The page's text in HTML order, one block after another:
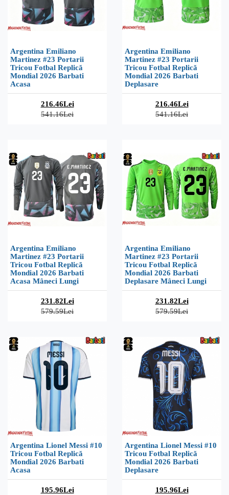
Argentina Emiliano
Martinez #23 Portarii
Tricou Fotbal Replică
Mondial 2026 Barbati
Acasa
216.46Lei
541.16Lei
Argentina Emiliano
Martinez #23 Portarii
Tricou Fotbal Replică
Mondial 2026 Barbati
Deplasare
216.46Lei
541.16Lei
Argentina Emiliano
Martinez #23 Portarii
Tricou Fotbal Replică
Mondial 2026 Barbati
Acasa Mâneci Lungi
231.82Lei
579.59Lei
Argentina Emiliano
Martinez #23 Portarii
Tricou Fotbal Replică
Mondial 2026 Barbati
Deplasare Mâneci Lungi
231.82Lei
579.59Lei
Argentina Lionel Messi #10
Tricou Fotbal Replică
Mondial 2026 Barbati
Acasa
195.96Lei
Argentina Lionel Messi #10
Tricou Fotbal Replică
Mondial 2026 Barbati
Deplasare
195.96Lei